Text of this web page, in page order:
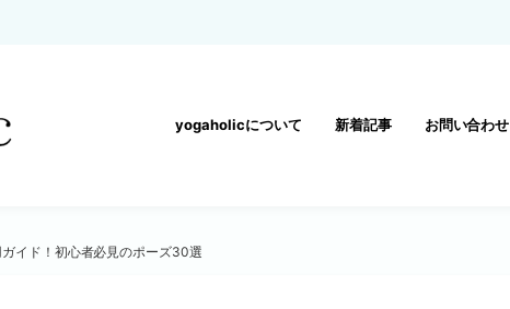
yogaholicについて 新着記事 お問い合わせ
イド！初心者必見のポーズ30選